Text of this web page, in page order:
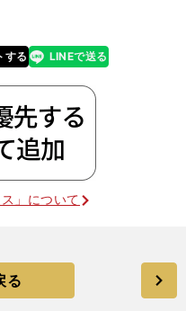
する
line LINEで送る
」について
る